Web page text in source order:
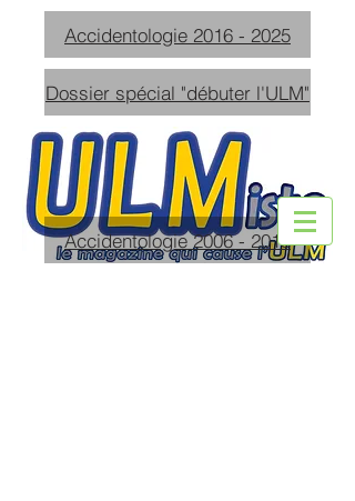
Accidentologie 2016 - 2025
Dossier spécial "débuter l'ULM"
Accidentologie 2006 - 2015